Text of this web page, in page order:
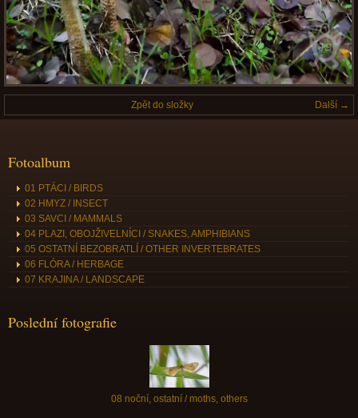
Další →
Zpět do složky
Fotoalbum
01 PTÁCI / BIRDS
02 HMYZ / INSECT
03 SAVCI / MAMMALS
04 PLAZI, OBOJŽIVELNÍCI / SNAKES, AMPHIBIANS
05 OSTATNÍ BEZOBRATLÍ / OTHER INVERTEBRATES
06 FLÓRA / HERBAGE
07 KRAJINA / LANDSCAPE
Poslední fotografie
08 noční, ostatní / moths, others